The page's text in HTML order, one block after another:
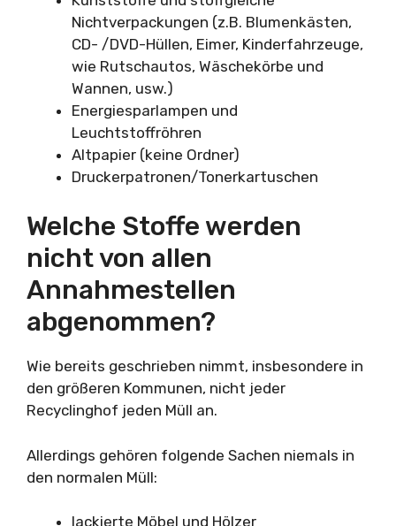
Nichtverpackungen (z.B. Blumenkästen,
CD- /DVD-Hüllen, Eimer, Kinderfahrzeuge,
wie Rutschautos, Wäschekörbe und
Wannen, usw.)
Energiesparlampen und
Leuchtstoffröhren
Altpapier (keine Ordner)
Druckerpatronen/Tonerkartuschen
Welche Stoffe werden
nicht von allen
Annahmestellen
abgenommen?
Wie bereits geschrieben nimmt, insbesondere in
den größeren Kommunen, nicht jeder
Recyclinghof jeden Müll an.
Allerdings gehören folgende Sachen niemals in
den normalen Müll:
lackierte Möbel und Hölzer